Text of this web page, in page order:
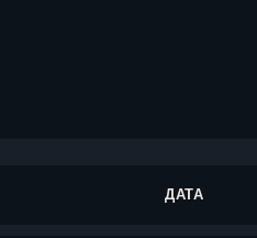
ДАТА